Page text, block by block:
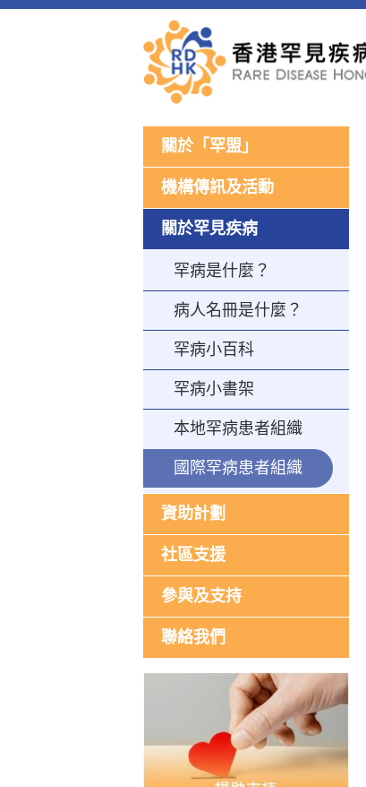
關於「罕盟」
機構傳訊及活動
關於罕見疾病
罕病是什麼？
病人名冊是什麼？
罕病小百科
罕病小書架
本地罕病患者組織
國際罕病患者組織
資助計劃
社區支援
參與及支持
聯絡我們